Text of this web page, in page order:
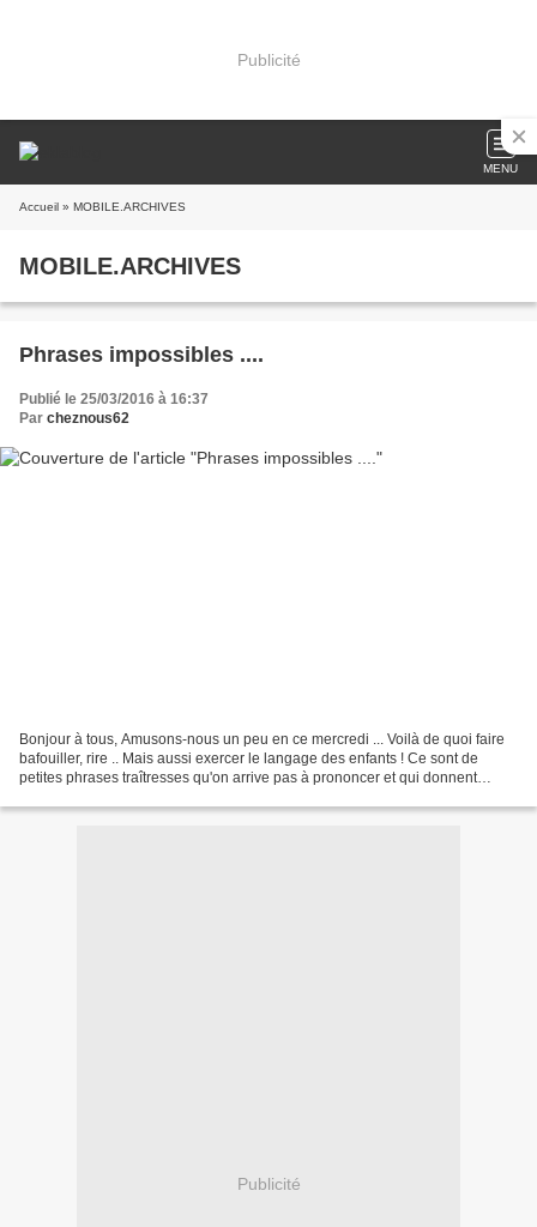
Publicité
MENU
Accueil » MOBILE.ARCHIVES
MOBILE.ARCHIVES
Phrases impossibles ....
Publié le 25/03/2016 à 16:37
Par cheznous62
Bonjour à tous, Amusons-nous un peu en ce mercredi ... Voilà de quoi faire
bafouiller, rire .. Mais aussi exercer le langage des enfants ! Ce sont de
petites phrases traîtresses qu'on arrive pas à prononcer et qui donnent
Publicité